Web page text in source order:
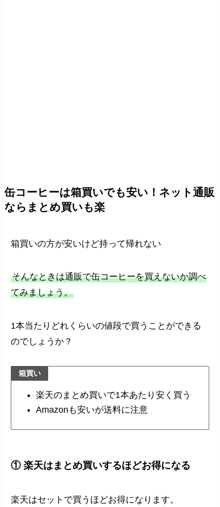
缶コーヒーは箱買いでも安い！ネット通販
ならまとめ買いも楽
箱買いの方が安いけど持って帰れない
そんなときは通販で缶コーヒーを買えないか調べ
てみましょう。
1本当たりどれくらいの値段で買うことができる
のでしょうか？
箱買い
楽天のまとめ買いで1本あたり安く買う
Amazonも安いが送料に注意
① 楽天はまとめ買いするほどお得になる
楽天はセットで買うほどお得になります。